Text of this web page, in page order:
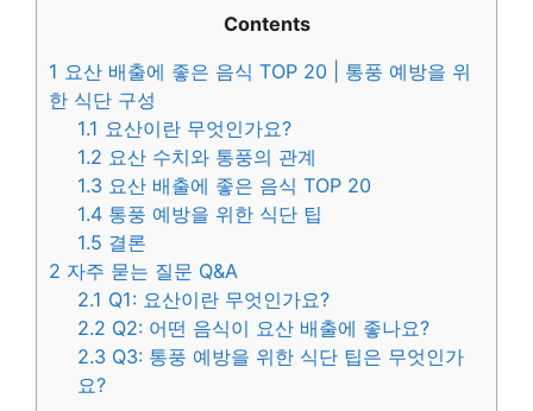
Contents
1 요산 배출에 좋은 음식 TOP 20 | 통풍 예방을 위
한 식단 구성
1.1 요산이란 무엇인가요?
1.2 요산 수치와 통풍의 관계
1.3 요산 배출에 좋은 음식 TOP 20
1.4 통풍 예방을 위한 식단 팁
1.5 결론
2 자주 묻는 질문 Q&A
2.1 Q1: 요산이란 무엇인가요?
2.2 Q2: 어떤 음식이 요산 배출에 좋나요?
2.3 Q3: 통풍 예방을 위한 식단 팁은 무엇인가
요?